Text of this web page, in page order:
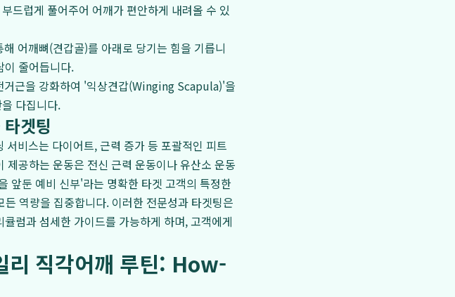
드럽게 풀어주어 어깨가 편안하게 내려올 수 있
어깨뼈(견갑골)를 아래로 당기는 힘을 기릅니
이 줄어듭니다.
거근을 강화하여 '익상견갑(Winging Scapula)'을
다집니다.
겟팅
비스는 다이어트, 근력 증가 등 포괄적인 피트
공하는 운동은 전신 근력 운동이나 유산소 운동
앞둔 예비 신부'라는 명확한 타겟 고객의 특정한
역량을 집중합니다. 이러한 전문성과 타겟팅은
럼과 섬세한 가이드를 가능하게 하며, 고객에게
직각어깨 루틴: How-